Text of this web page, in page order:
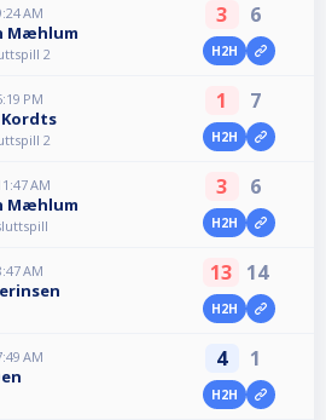
AM
Mæhlum
2
3 6
H2H
PM
Kordts
2
1 7
H2H
AM
Mæhlum
3 6
H2H
AM 13 14
H2H
AM 4 1
H2H